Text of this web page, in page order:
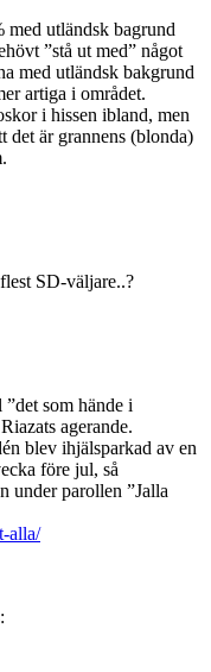
med utländsk bagrund
”stå ut med” något
med utländsk bakgrund
artiga i området.
i hissen ibland, men
det är grannens (blonda)
SD-väljare..?
som hände i
agerande.
blev ihjälsparkad av en
före jul, så
under parollen ”Jalla
alla/